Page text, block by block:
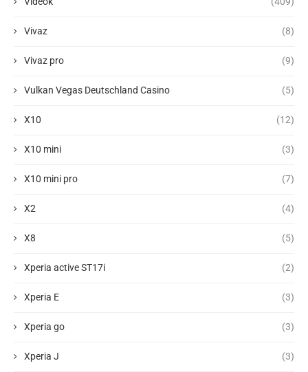
Vivaz (8)
Vivaz pro (9)
Vulkan Vegas Deutschland Casino (5)
X10 (12)
X10 mini (3)
X10 mini pro (7)
X2 (4)
X8 (5)
Xperia active ST17i (2)
Xperia E (3)
Xperia go (3)
Xperia J (3)